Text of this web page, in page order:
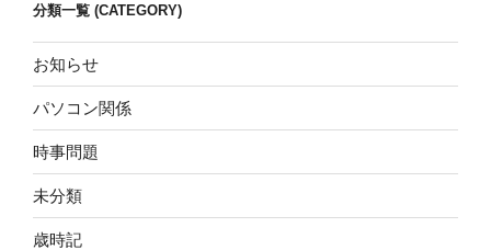
分類一覧 (CATEGORY)
お知らせ
パソコン関係
時事問題
未分類
歳時記